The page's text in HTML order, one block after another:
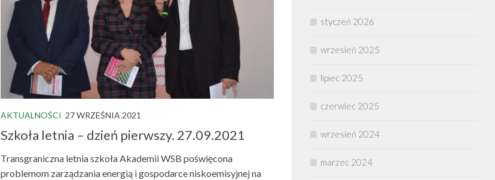
AKTUALNOŚCI 27 WRZEŚNIA 2021
Szkoła letnia – dzień pierwszy. 27.09.2021
Transgraniczna letnia szkoła Akademii WSB poświęcona
problemom zarządzania energią i gospodarce niskoemisyjnej na
styczeń 2026
wrzesień 2025
lipiec 2025
czerwiec 2025
wrzesień 2024
marzec 2024